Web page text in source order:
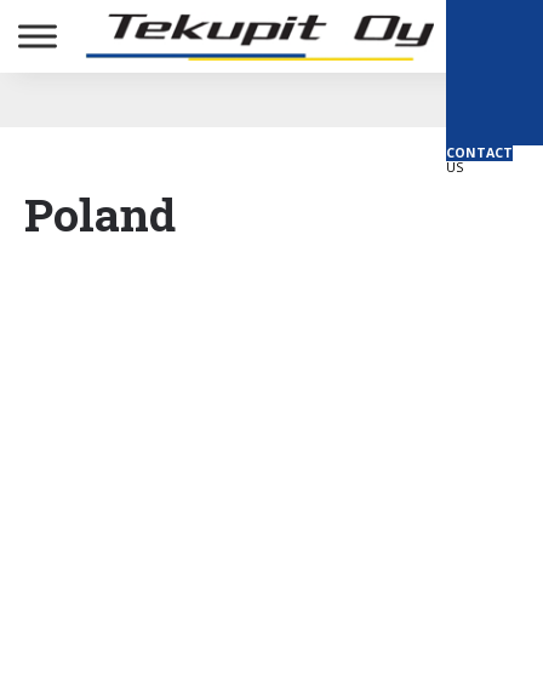
CONTACT
US
Poland